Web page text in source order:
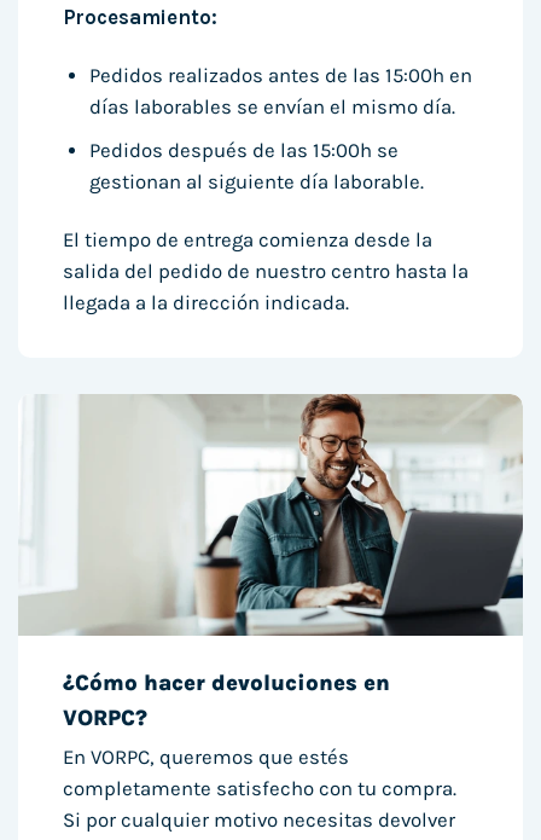
Procesamiento:
Pedidos realizados antes de las 15:00h en
días laborables se envían el mismo día.
Pedidos después de las 15:00h se
gestionan al siguiente día laborable.
El tiempo de entrega comienza desde la
salida del pedido de nuestro centro hasta la
llegada a la dirección indicada.
¿Cómo hacer devoluciones en
VORPC?
En VORPC, queremos que estés
completamente satisfecho con tu compra.
Si por cualquier motivo necesitas devolver